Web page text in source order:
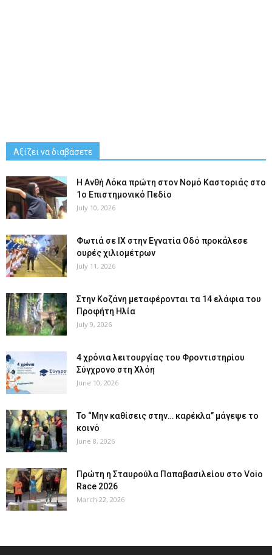
Αξίζει να διαβάσετε
Η Ανθή Λόκα πρώτη στον Νομό Καστοριάς στο
1ο Επιστημονικό Πεδίο
July 10, 2026
Φωτιά σε ΙΧ στην Εγνατία Οδό προκάλεσε
ουρές χιλιομέτρων
July 11, 2026
Στην Κοζάνη μεταφέρονται τα 14 ελάφια του
Προφήτη Ηλία
July 9, 2026
4 χρόνια λειτουργίας του Φροντιστηρίου
Σύγχρονο στη Χλόη
June 10, 2026
Το “Μην καθίσεις στην… καρέκλα” μάγεψε το
κοινό
June 8, 2026
Πρώτη η Σταυρούλα Παπαβασιλείου στο Voio
Race 2026
March 22, 2026